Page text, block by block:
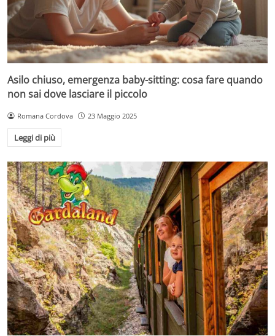
Asilo chiuso, emergenza baby-sitting: cosa fare quando
non sai dove lasciare il piccolo
Romana Cordova 23 Maggio 2025
Leggi di più